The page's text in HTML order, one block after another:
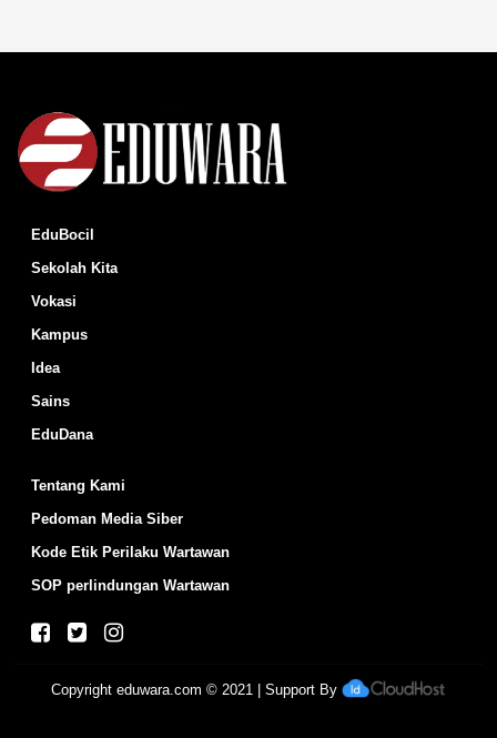
EduBocil
Sekolah Kita
Vokasi
Kampus
Idea
Sains
EduDana
Tentang Kami
Pedoman Media Siber
Kode Etik Perilaku Wartawan
SOP perlindungan Wartawan
Copyrighteduwara.com © 2021 | Support By